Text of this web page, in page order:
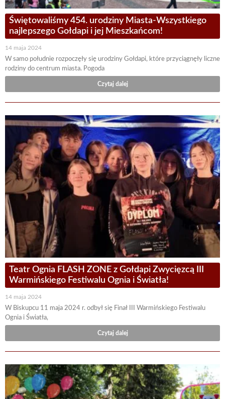
Świętowaliśmy 454. urodziny Miasta-Wszystkiego
najlepszego Gołdapi i jej Mieszkańcom!
14 maja 2024
W samo południe rozpoczęły się urodziny Gołdapi, które przyciągnęły liczne
rodziny do centrum miasta. Pogoda
Czytaj dalej
Teatr Ognia FLASH ZONE z Gołdapi Zwycięzcą III
Warmińskiego Festiwalu Ognia i Światła!
14 maja 2024
W Biskupcu 11 maja 2024 r. odbył się Finał III Warmińskiego Festiwalu
Ognia i Światła,
Czytaj dalej